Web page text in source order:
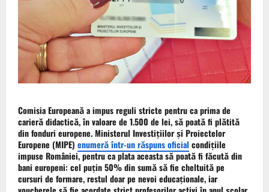
Comisia Europeană a impus reguli stricte pentru ca prima de
carieră didactică, în valoare de 1.500 de lei, să poată fi plătită
din fonduri europene. Ministerul Investițiilor și Proiectelor
Europene (MIPE) enumeră într-un răspuns oficial condițiile
impuse României, pentru ca plata aceasta să poată fi făcută din
bani europeni: cel puțin 50% din sumă să fie cheltuită pe
cursuri de formare, restul doar pe nevoi educaționale, iar